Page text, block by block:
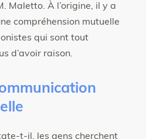
Maletto. À l’origine, il y a
compréhension mutuelle
qui sont tout
d’avoir raison.
t-il, les gens cherchent